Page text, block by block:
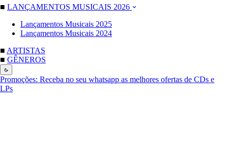
■ LANÇAMENTOS MUSICAIS 2026
Lançamentos Musicais 2025
Lançamentos Musicais 2024
■ ARTISTAS
■ GÊNEROS
Promoções: Receba no seu whatsapp as melhores ofertas de CDs e
LPs